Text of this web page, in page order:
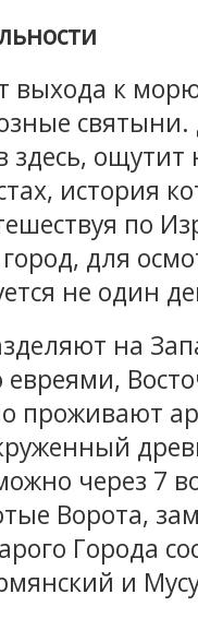
выхода к
здесь,
история
по
город, для
не один
на
евреями,
проживают
через 7
Ворота,
Города
и